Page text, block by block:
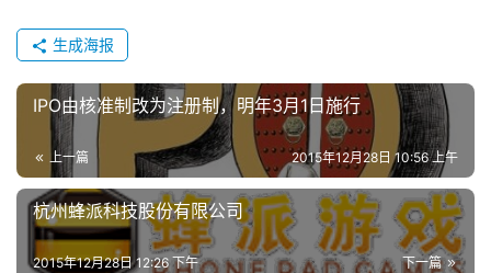
7
日
游
生成海报
IPO由核准制改为注册制，明年3月1日施行
上一篇 2015年12月28日 10:56 上午
杭州蜂派科技股份有限公司
下一篇
2015年12月28日 12:26 下午